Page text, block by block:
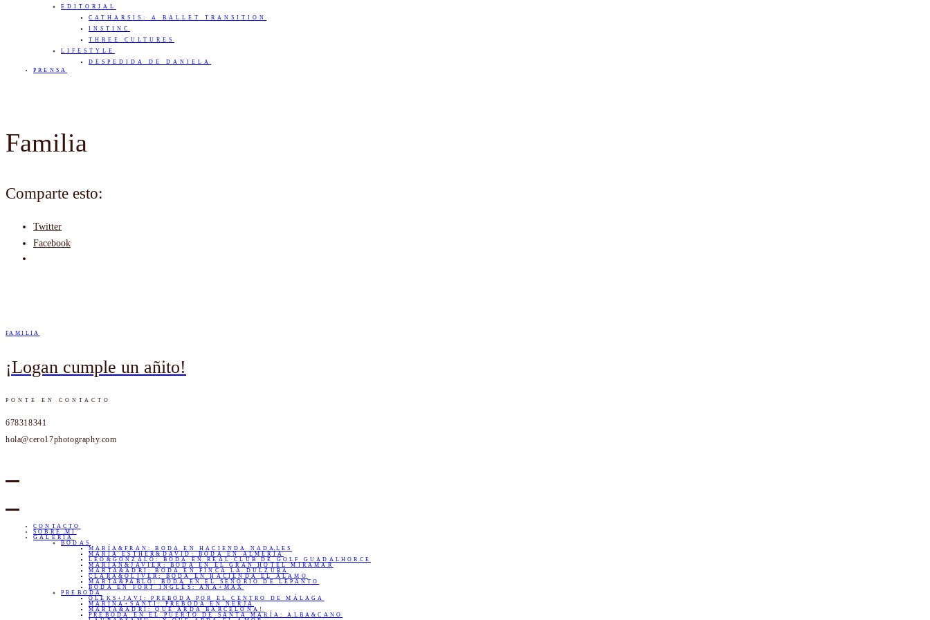
EDITORIAL
CATHARSIS: A BALLET TRANSITION
INSTINC
THREE CULTURES
LIFESTYLE
DESPEDIDA DE DANIELA
PRENSA
Familia
Comparte esto:
Twitter
Facebook
FAMILIA
¡Logan cumple un añito!
PONTE EN CONTACTO
678318341
hola@cero17photography.com
CONTACTO
SOBRE MI
GALERÍA
BODAS
MARÍA&FRAN: BODA EN HACIENDA NADALES
MARÍA ESTHER&DAVID: BODA EN ALMERÍA
LEO&GONZALO: BODA EN REAL CLUB DE GOLF GUADALHORCE
MARIAN&JAVIER: BODA EN EL GRAN HOTEL MIRAMAR
MARTA&ADRI: BODA EN FINCA LA DULZURA
CLARA&OLIVER: BODA EN HACIENDA EL ÁLAMO
MARTA&PABLO: BODA EN EL SEÑORIO DE LEPANTO
BODA EN FORT INGLÉS: ANA+MAX
PREBODA
OLEKS+JAVI: PREBODA POR EL CENTRO DE MÁLAGA
MARINA+SANTI: PREBODA EN NERJA
MARTA&ADRI: QUE ARDA BARCELONA!
PREBODA EN EL PUERTO DE SANTA MARÍA: ALBA&CANO